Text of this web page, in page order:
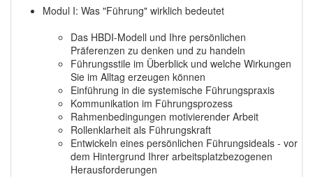
Modul I: Was "Führung" wirklich bedeutet
Das HBDI-Modell und Ihre persönlichen
Präferenzen zu denken und zu handeln
Führungsstile im Überblick und welche Wirkungen
Sie im Alltag erzeugen können
Einführung in die systemische Führungspraxis
Kommunikation im Führungsprozess
Rahmenbedingungen motivierender Arbeit
Rollenklarheit als Führungskraft
Entwickeln eines persönlichen Führungsideals - vor
dem Hintergrund Ihrer arbeitsplatzbezogenen
Herausforderungen